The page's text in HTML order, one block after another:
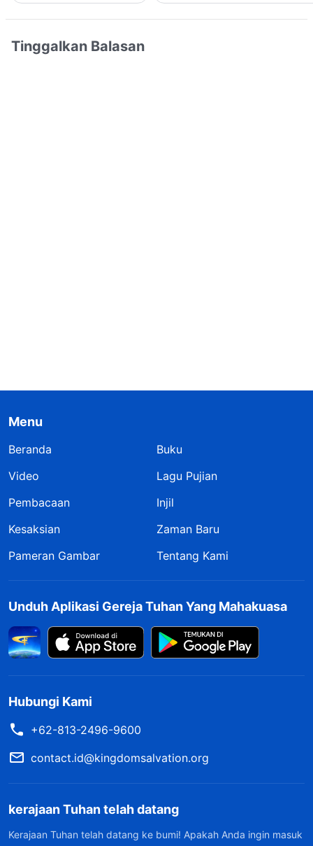
Tinggalkan Balasan
Menu
Beranda
Buku
Video
Lagu Pujian
Pembacaan
Injil
Kesaksian
Zaman Baru
Pameran Gambar
Tentang Kami
Unduh Aplikasi Gereja Tuhan Yang Mahakuasa
Hubungi Kami
+62-813-2496-9600
contact.id@kingdomsalvation.org
kerajaan Tuhan telah datang
Kerajaan Tuhan telah datang ke bumi! Apakah Anda ingin masuk